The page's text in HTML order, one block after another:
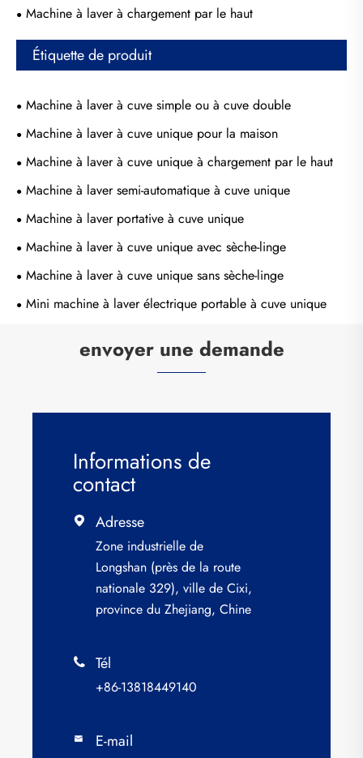
Machine à laver à chargement par le haut
Étiquette de produit
Machine à laver à cuve simple ou à cuve double
Machine à laver à cuve unique pour la maison
Machine à laver à cuve unique à chargement par le haut
Machine à laver semi-automatique à cuve unique
Machine à laver portative à cuve unique
Machine à laver à cuve unique avec sèche-linge
Machine à laver à cuve unique sans sèche-linge
Mini machine à laver électrique portable à cuve unique
envoyer une demande
Informations de
contact
 Adresse
Zone industrielle de
Longshan (près de la route
nationale 329), ville de Cixi,
province du Zhejiang, Chine
 Tél
+86-13818449140
 E-mail